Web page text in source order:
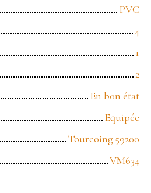
PVC
4
1
2
En bon état
Equipée
Tourcoing 59200
VM634